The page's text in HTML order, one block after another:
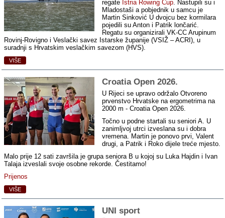
regate Istria Rowing Cup. Nastupili su i
Mladostaši a pobjednik u samcu je
Martin Sinković U dvojcu bez kormilara
pojedili su Anton i Patrik lončarić.
Regatu su organizirali VK-CC Arupinum
Rovinj-Rovigno i Veslački savez Istarske županije (VSIŽ – ACRI), u
suradnji s Hrvatskim veslačkim savezom (HVS).
VIŠE
Croatia Open 2026.
U Rijeci se upravo održalo Otvoreno
prvenstvo Hrvatske na ergometrima na
2000 m - Croatia Open 2026.
Točno u podne startali su seniori A. U
zanimljvoj utrci izveslana su i dobra
vremena. Martin je ponovo prvi, Valent
drugi, a Patrik i Roko dijele treće mjesto.
Malo prije 12 sati završila je grupa seniora B u kojoj su Luka Hajdin i Ivan
Talaja izveslali svoje osobne rekorde. Čestitamo!
Prijenos
VIŠE
UNI sport